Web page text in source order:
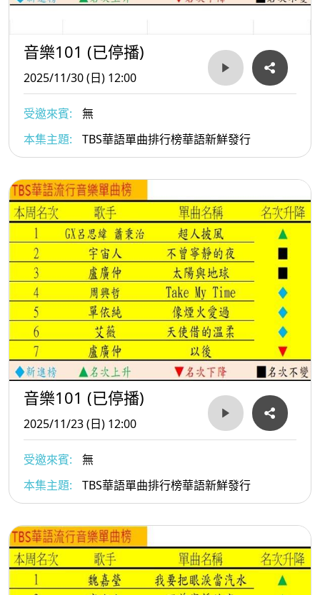
音樂101 (已停播)
2025/11/30 (日) 12:00
受邀來賓:
無
本集主題:
TBS華語單曲排行榜華語新鮮發行
音樂101 (已停播)
2025/11/23 (日) 12:00
受邀來賓:
無
本集主題:
TBS華語單曲排行榜華語新鮮發行